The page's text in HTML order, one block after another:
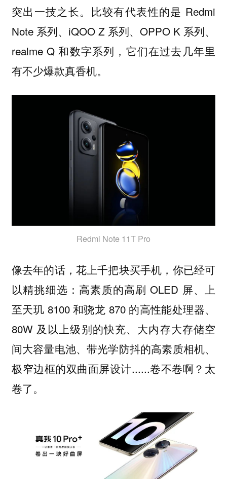
突出一技之长。比较有代表性的是 Redmi
Note 系列、iQOO Z 系列、OPPO K 系列、
realme Q 和数字系列，它们在过去几年里
有不少爆款真香机。
Redmi Note 11T Pro
像去年的话，花上千把块买手机，你已经可
以精挑细选：高素质的高刷 OLED 屏、上
至天玑 8100 和骁龙 870 的高性能处理器、
80W 及以上级别的快充、大内存大存储空
间大容量电池、带光学防抖的高素质相机、
极窄边框的双曲面屏设计......卷不卷啊？太
卷了。